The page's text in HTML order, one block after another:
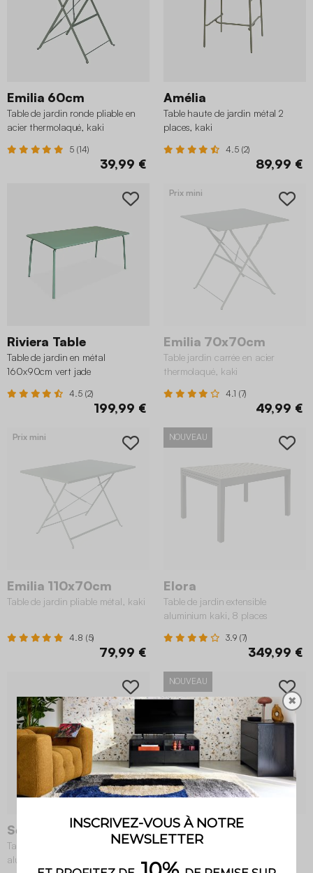
Emilia 60cm
Table de jardin ronde pliable en
acier thermolaqué, kaki
5 (14)
39,99 €
Amélia
Table haute de jardin métal 2
places, kaki
4.5 (2)
89,99 €
Riviera Table
Table de jardin en métal
160x90cm vert jade
4.5 (2)
199,99 €
Prix mini
Emilia 70x70cm
Table jardin carrée en acier
thermolaqué, kaki
4.1 (7)
49,99 €
Prix mini
Emilia 110x70cm
Table de jardin pliable métal, kaki
4.8 (5)
79,99 €
NOUVEAU
Elora
Table de jardin extensible
aluminium kaki, 8 places
3.9 (7)
349,99 €
Seattle
Table de jardin kaki extensible
aluminium, 8 places
NOUVEAU
Elora
Table de jardin extensible
aluminium 10-12 places kaki
✖